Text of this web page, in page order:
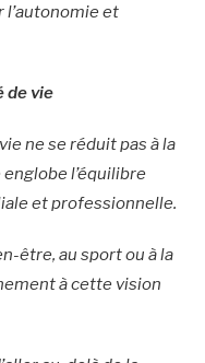
et
de vie
ne se réduit pas à la
l’équilibre
et professionnelle.
être, au sport ou à la
à cette vision